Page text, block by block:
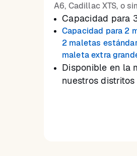
A6, Cadillac XTS, o
Capacidad para
Capacidad para 2
2 maletas
maleta extra
Disponible en la
nuestros